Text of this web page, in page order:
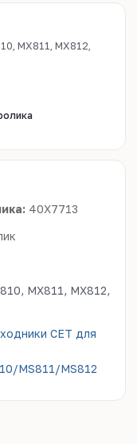
MX811, MX812,
40X7713
MX811, MX812,
CET для
MS811/MS812